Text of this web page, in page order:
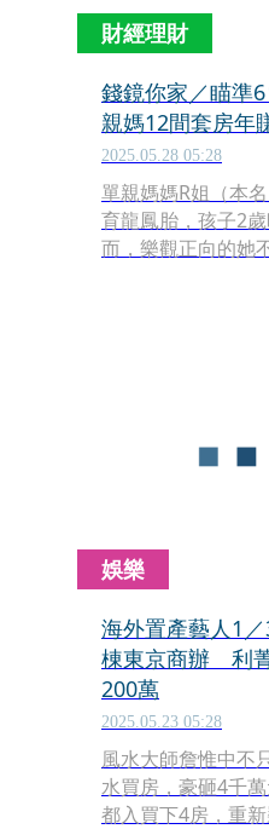
財經理財
錢鏡你家／瞄
親媽12間套房年
2025.05.28 05:28
單親媽媽R姐（本
育龍鳳胎，孩子2
而，樂觀正向的她
娛樂
海外置產藝人1
棟東京商辦 利
200萬
2025.05.23 05:28
風水大師詹惟中不
水買房，豪砸4千
都入買下4房，重